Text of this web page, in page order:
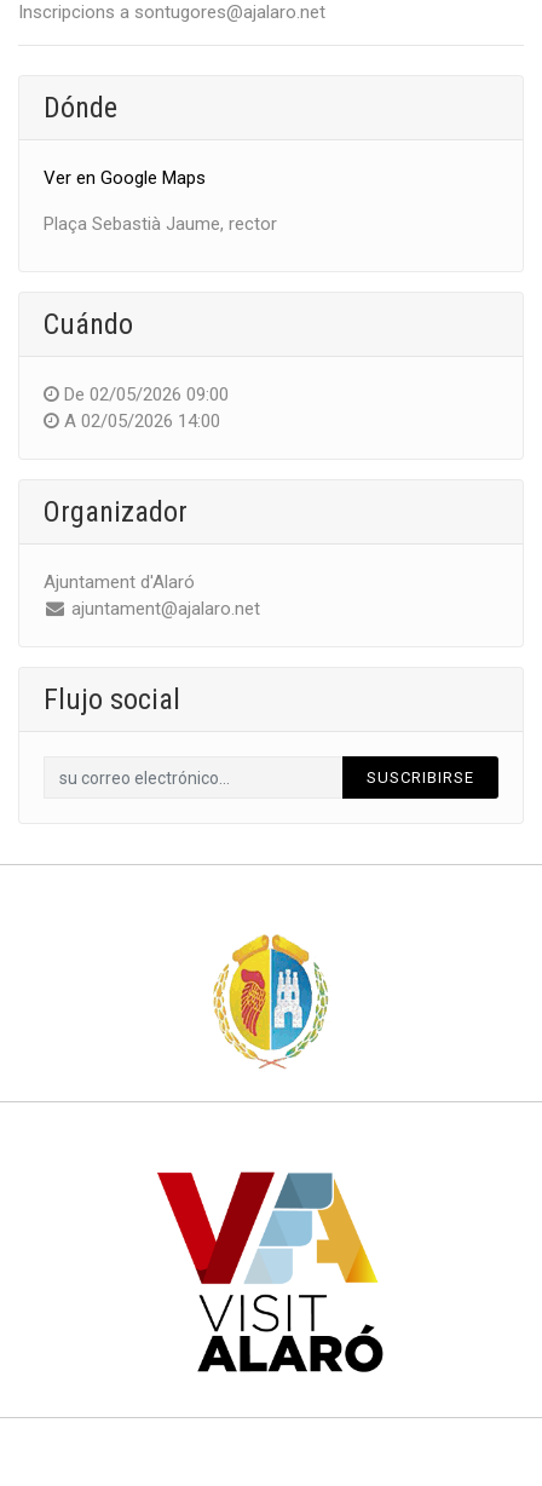
Inscripcions a sontugores@ajalaro.net
Dónde
Ver en Google Maps
Plaça Sebastià Jaume, rector
Cuándo
De 02/05/2026 09:00
A 02/05/2026 14:00
Organizador
Ajuntament d'Alaró
ajuntament@ajalaro.net
Flujo social
SUSCRIBIRSE